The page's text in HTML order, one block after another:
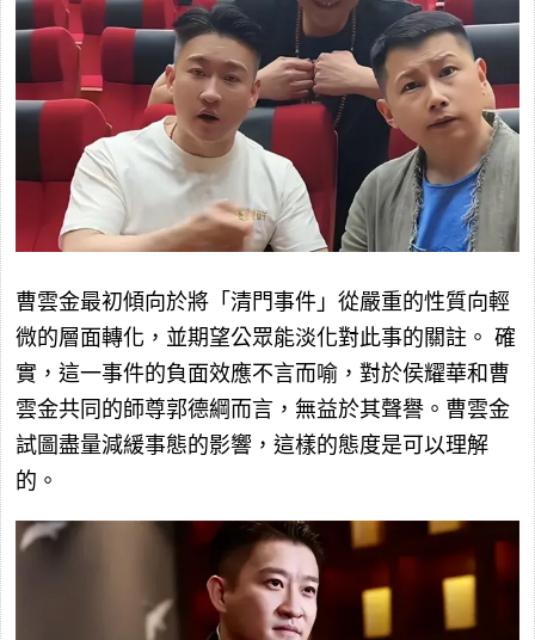
曹雲金最初傾向於將「清門事件」從嚴重的性質向輕
微的層面轉化，並期望公眾能淡化對此事的關註。 確
實，這一事件的負面效應不言而喻，對於侯耀華和曹
雲金共同的師尊郭德綱而言，無益於其聲譽。曹雲金
試圖盡量減緩事態的影響，這樣的態度是可以理解
的。